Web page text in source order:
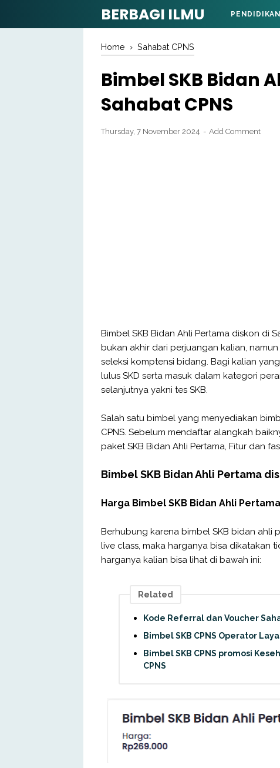
BERBAGI ILMU PENDIDIKAN
Home › Sahabat CPNS
Bimbel SKB Bidan
Sahabat CPNS
Thursday, 7 November 2024 Add Comment
Bimbel SKB Bidan Ahli Pertama diskon di
bukan akhir dari perjuangan kalian,
seleksi komptensi bidang. Bagi kalian
lulus SKD serta masuk dalam kategori
selanjutnya yakni tes SKB.
Salah satu bimbel yang menyediakan
CPNS. Sebelum mendaftar alangkah
paket SKB Bidan Ahli Pertama, Fitur dan
Bimbel SKB Bidan Ahli Pertama
Harga Bimbel SKB Bidan Ahli
Berhubung karena bimbel SKB bidan ahli
live class, maka harganya bisa dikatakan
harganya kalian bisa lihat di bawah ini:
Related
Kode Referral dan Voucher
Bimbel SKB CPNS Operator
Bimbel SKB CPNS promosi
CPNS